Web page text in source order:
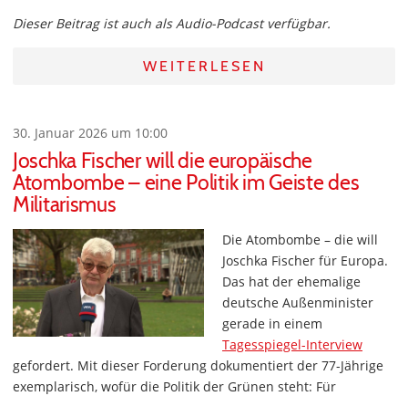
Dieser Beitrag ist auch als Audio-Podcast verfügbar.
WEITERLESEN
30. Januar 2026 um 10:00
Joschka Fischer will die europäische
Atombombe – eine Politik im Geiste des
Militarismus
Die Atombombe – die will
Joschka Fischer für Europa.
Das hat der ehemalige
deutsche Außenminister
gerade in einem
Tagesspiegel-Interview
gefordert. Mit dieser Forderung dokumentiert der 77-Jährige
exemplarisch, wofür die Politik der Grünen steht: Für